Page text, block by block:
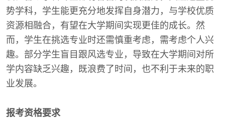
势学科，学生能更充分地发挥自身潜力，与学校优质
资源相融合，有望在大学期间实现更佳的成长。然
而，学生在挑选专业时还需慎重考虑，需考虑个人兴
趣。部分学生盲目跟风选专业，导致在大学期间对所
学内容缺乏兴趣，既浪费了时间，也不利于未来的职
业发展。
报考资格要求